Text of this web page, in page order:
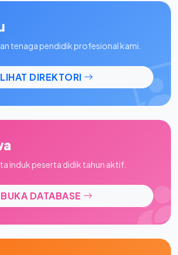
tenaga pendidik profesional kami.
LIHAT DIREKTORI
induk peserta didik tahun aktif.
BUKA DATABASE